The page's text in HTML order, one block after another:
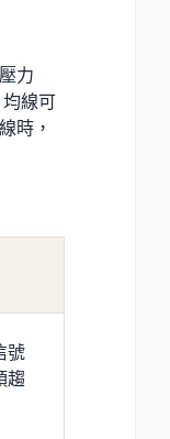
力
線可
時，
號
趨